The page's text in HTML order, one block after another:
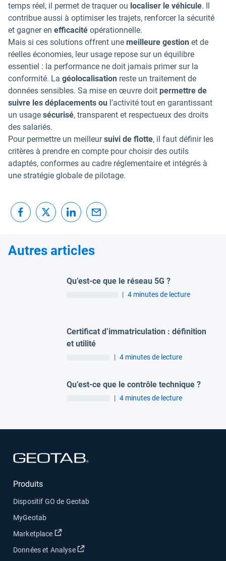
temps réel, il permet de traquer ou localiser le véhicule. Il
contribue aussi à optimiser les trajets, renforcer la sécurité
et gagner en efficacité opérationnelle.
Mais si ces solutions offrent une meilleure gestion et de
réelles économies, leur usage repose sur un équilibre
essentiel : la performance ne doit jamais primer sur la
conformité. La géolocalisation reste un traitement de
données sensibles. Sa mise en œuvre doit permettre de
suivre les déplacements ou l’activité tout en garantissant
un usage sécurisé, transparent et respectueux des droits
des salariés.
Pour permettre un meilleursuivi de flotte, il faut définir les
critères à prendre en compte pour choisir des outils
adaptés, conformes au cadre réglementaire et intégrés à
une stratégie globale de pilotage.
Autres articles
Qu’est-ce que le réseau 5G ?
| 4 minutes de lecture
Certificat d’immatriculation : définition
et utilité
| 4 minutes de lecture
Qu’est-ce que le contrôle technique ?
| 4 minutes de lecture
Produits
Dispositif GO de Geotab
MyGeotab
Marketplace
Ouvrir dans une nouvelle fenêtre
Données et Analyse Ouvrir dans une nouvelle fenêtre